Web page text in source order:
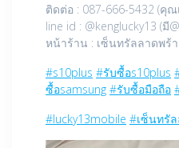
ติดต่อ : 087-666-5432 (คุณ
line id : @kenglucky13 (มี
หน้าร้าน : เซ็นทรัลลาดพร้
#s10plus #รับซื้อs10plus
ซื้อsamsung #รับซื้อมือถือ
#lucky13mobile #เซ็นทรั